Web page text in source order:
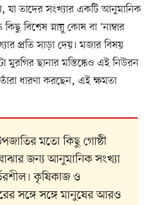
তাদের সংখ্যার একটি আনুমানিক
কিছু বিশেষ স্নায়ু কোষ বা ‘নাম্বার
প্রতি সাড়া দেয়। মজার বিষয়
মুরগির ছানার মস্তিষ্কেও এই নিউরন
ধারণা করছেন, এই ক্ষমতা
উপজাতির মতো কিছু গোষ্ঠী
জন্য আনুমানিক সংখ্যা
কৃষিকাজ ও
সঙ্গে সঙ্গে মানুষের আরও